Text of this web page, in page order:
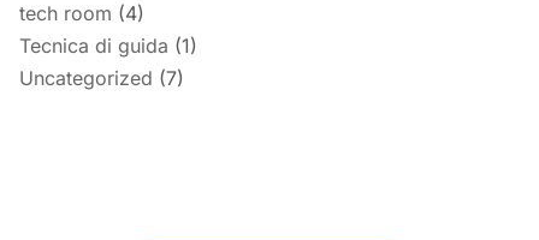
tech room (4)
Tecnica di guida (1)
Uncategorized (7)